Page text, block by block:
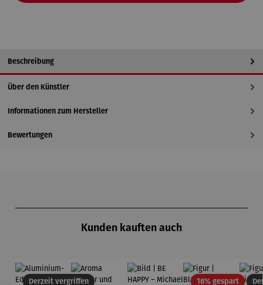
Beschreibung
Über den Künstler
Informationen zum Hersteller
Bewertungen
Kunden kauften auch
Derzeit vergriffen 18% gespartRabatt